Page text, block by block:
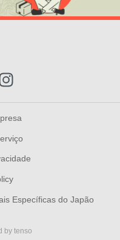
t
g
a
Específicas do Japão
by tenso